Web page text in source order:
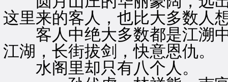
这里来的客人，也比大多数人
客人中绝大多数都是江溯中
江湖，长街拔剑，快意恩仇。
水阁里却只有八个人。